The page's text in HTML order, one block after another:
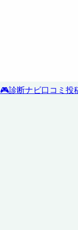
🎮診断ナビ口コミ投